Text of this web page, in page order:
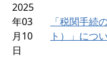
2025
年03
月10
日
「税関手続
ト）」につ